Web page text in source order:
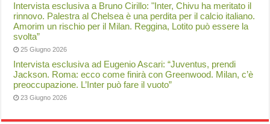
Intervista esclusiva a Bruno Cirillo: "Inter, Chivu ha meritato il
rinnovo. Palestra al Chelsea è una perdita per il calcio italiano.
Amorim un rischio per il Milan. Reggina, Lotito può essere la
svolta”
25 Giugno 2026
Intervista esclusiva ad Eugenio Ascari: “Juventus, prendi
Jackson. Roma: ecco come finirà con Greenwood. Milan, c’è
preoccupazione. L’Inter può fare il vuoto”
23 Giugno 2026